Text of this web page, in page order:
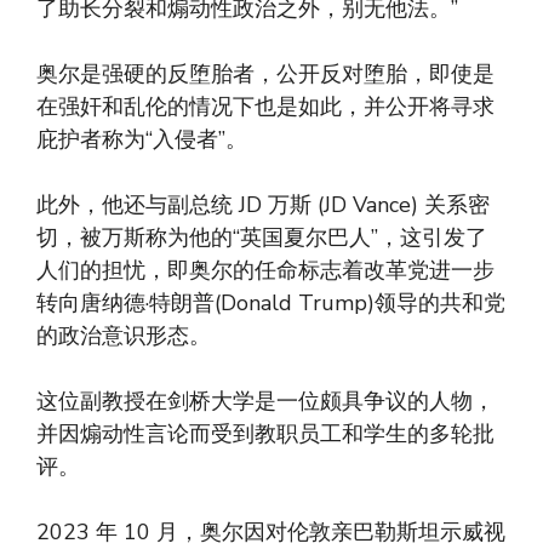
了助长分裂和煽动性政治之外，别无他法。”
奥尔是强硬的反堕胎者，公开反对堕胎，即使是
在强奸和乱伦的情况下也是如此，并公开将寻求
庇护者称为“入侵者”。
此外，他还与副总统 JD 万斯 (JD Vance) 关系密
切，被万斯称为他的“英国夏尔巴人”，这引发了
人们的担忧，即奥尔的任命标志着改革党进一步
转向唐纳德·特朗普(Donald Trump)领导的共和党
的政治意识形态。
这位副教授在剑桥大学是一位颇具争议的人物，
并因煽动性言论而受到教职员工和学生的多轮批
评。
2023 年 10 月，奥尔因对伦敦亲巴勒斯坦示威视